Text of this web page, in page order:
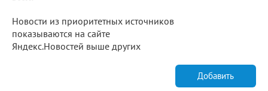
Новости из приоритетных источников
показываются на сайте
Яндекс.Новостей выше других
Добавить